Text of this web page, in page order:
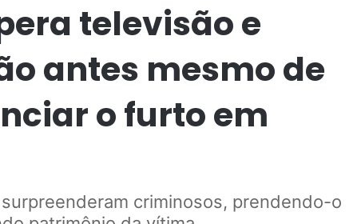
televisão e
antes mesmo de
o furto em
criminosos, prendendo-o